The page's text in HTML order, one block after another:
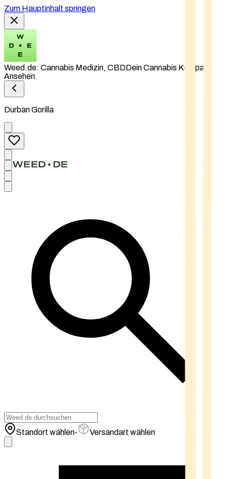
Zum Hauptinhalt springen
Weed.de: Cannabis Medizin, CBDDein Cannabis Kompass
Ansehen
Durban Gorilla
Standort wählen- Versandart wählen